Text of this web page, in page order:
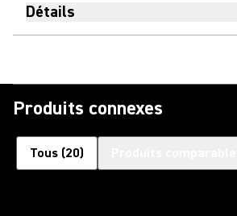
Détails
Produits connexes
Tous (20)